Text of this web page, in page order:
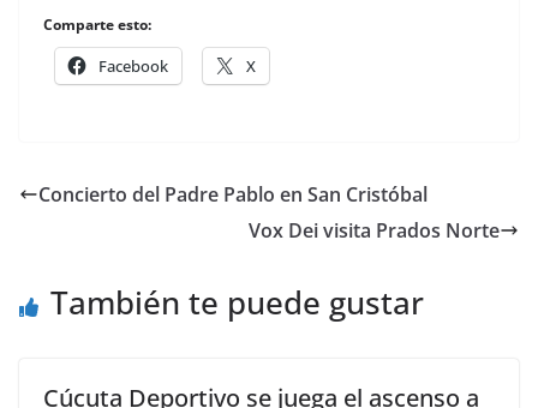
Comparte esto:
Facebook X
Concierto del Padre Pablo en San Cristóbal
Vox Dei visita Prados Norte
También te puede gustar
Cúcuta Deportivo se juega el ascenso a